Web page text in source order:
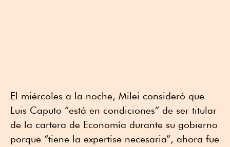
El miércoles a la noche, Milei consideró que
Luis Caputo “está en condiciones” de ser titular
de la cartera de Economía durante su gobierno
porque “tiene la expertise necesaria”, ahora fue